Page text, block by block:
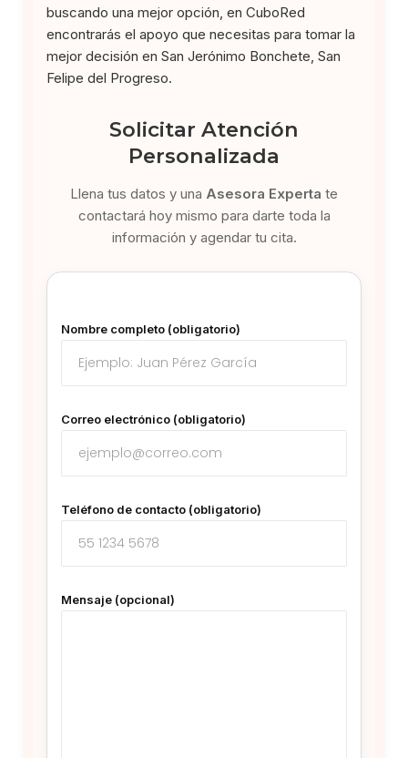
buscando una mejor opción, en CuboRed
encontrarás el apoyo que necesitas para tomar la
mejor decisión en San Jerónimo Bonchete, San
Felipe del Progreso.
Solicitar Atención
Personalizada
Llena tus datos y una Asesora Experta te
contactará hoy mismo para darte toda la
información y agendar tu cita.
Nombre completo (obligatorio)
Correo electrónico (obligatorio)
Teléfono de contacto (obligatorio)
Mensaje (opcional)